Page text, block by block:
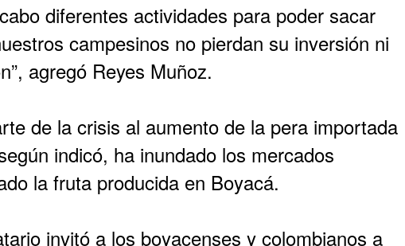
diferentes actividades para poder sacar
campesinos no pierdan su inversión ni
agregó Reyes Muñoz.
de la crisis al aumento de la pera importada
indicó, ha inundado los mercados
la fruta producida en Boyacá.
invitó a los boyacenses y colombianos a